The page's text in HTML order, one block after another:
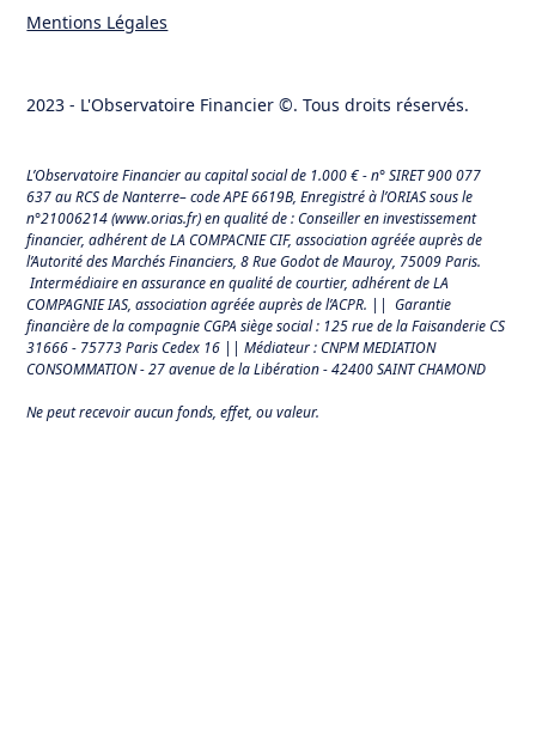
2023 - L'Observatoire Financier ©. Tous droits réservés.
Mentions Légales
L’Observatoire Financier au capital social de 1.000 € - n° SIRET 900 077
637 au RCS de Nanterre– code APE 6619B, Enregistré à l’ORIAS sous le
n°21006214 (www.orias.fr) en qualité de : Conseiller en investissement
financier, adhérent de LA COMPACNIE CIF, association agréée auprès de
l’Autorité des Marchés Financiers, 8 Rue Godot de Mauroy, 75009 Paris.
Intermédiaire en assurance en qualité de courtier, adhérent de LA
COMPAGNIE IAS, association agréée auprès de l’ACPR. || Garantie
financière de la compagnie CGPA siège social : 125 rue de la Faisanderie CS
31666 - 75773 Paris Cedex 16 || Médiateur : CNPM MEDIATION
CONSOMMATION - 27 avenue de la Libération - 42400 SAINT CHAMOND
Ne peut recevoir aucun fonds, effet, ou valeur.